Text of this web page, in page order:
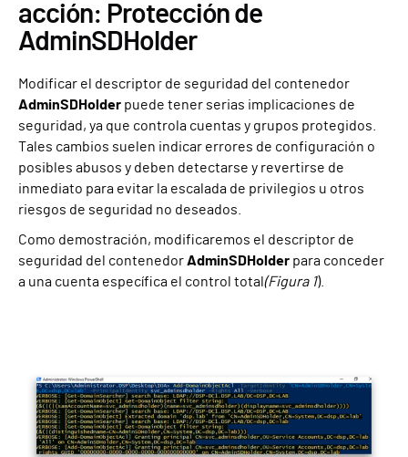
acción: Protección de
AdminSDHolder
Modificar el descriptor de seguridad del contenedor
AdminSDHolder puede tener serias implicaciones de
seguridad, ya que controla cuentas y grupos protegidos.
Tales cambios suelen indicar errores de configuración o
posibles abusos y deben detectarse y revertirse de
inmediato para evitar la escalada de privilegios u otros
riesgos de seguridad no deseados.
Como demostración, modificaremos el descriptor de
seguridad del contenedorAdminSDHolder para conceder
a una cuenta específica el control total (Figura 1).